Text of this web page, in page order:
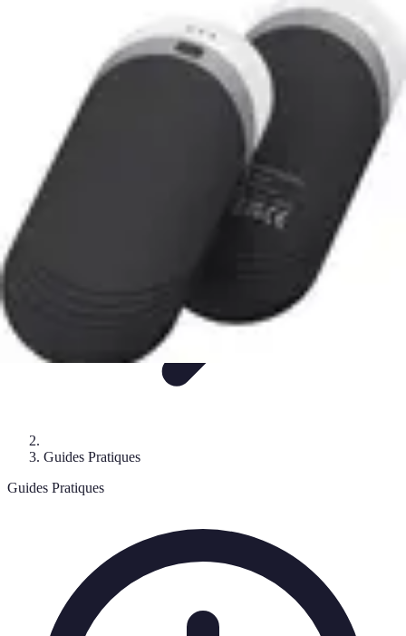
Astuces et ConseilsTutorial Utilisation de l'IAInformatif
Guide Utilisation IA
Guides Pratiques
Guides Pratiques